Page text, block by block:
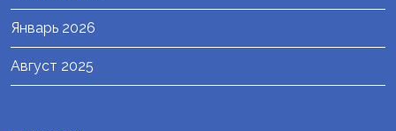
Январь 2026
Август 2025